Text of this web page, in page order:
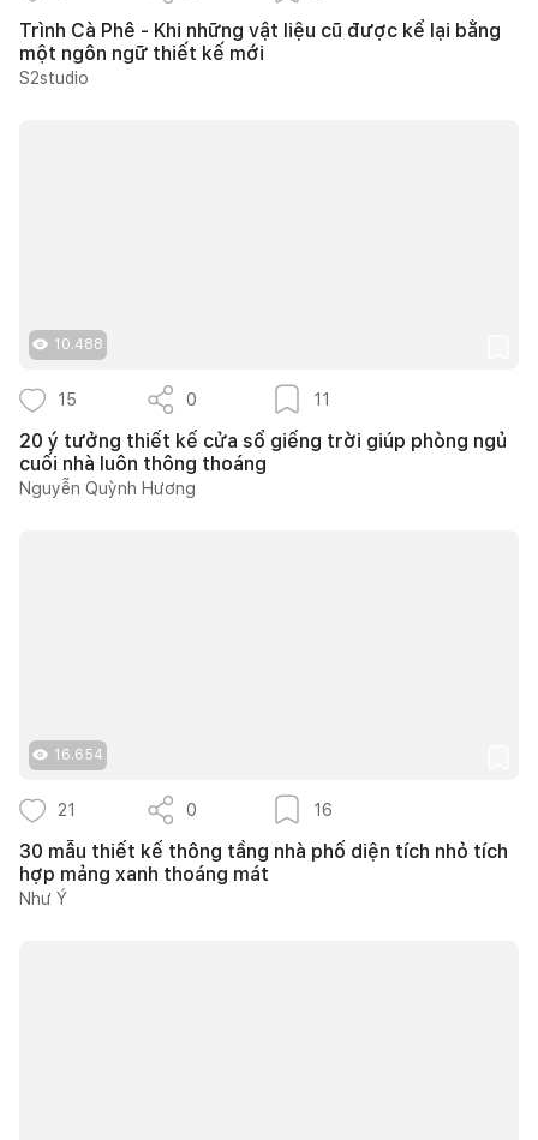
Trình Cà Phê - Khi những vật liệu cũ được kể lại bằng
một ngôn ngữ thiết kế mới
S2studio
10.488
15 0 11
20 ý tưởng thiết kế cửa sổ giếng trời giúp phòng ngủ
cuối nhà luôn thông thoáng
Nguyễn Quỳnh Hương
16.654
21 0 16
30 mẫu thiết kế thông tầng nhà phố diện tích nhỏ tích
hợp mảng xanh thoáng mát
Như Ý